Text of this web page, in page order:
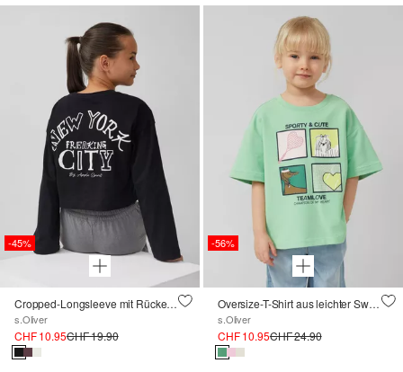
-45%
Cropped-Longsleeve mit Rückenprint
s.Oliver
CHF 10.95CHF 19.90
-56%
Oversize-T-Shirt aus leichter Sweatware mit Frontprint
s.Oliver
CHF 10.95CHF 24.90